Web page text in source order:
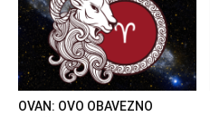
OVAN: OVO OBAVEZNO